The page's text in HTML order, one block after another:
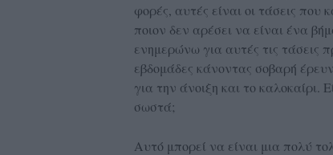
φορές, αυτές είναι οι τάσεις
ποιον δεν αρέσει να είναι ένα
ενημερώνω για αυτές τις τάσεις
εβδομάδες κάνοντας σοβαρή
για την άνοιξη και το καλοκαίρι.
σωστά;
Αυτό μπορεί να είναι μια πολύ